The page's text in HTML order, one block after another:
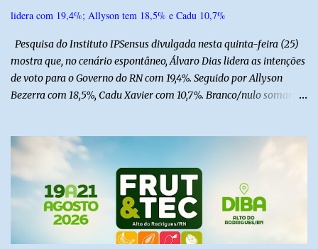
lidera com 19,4%; Allyson tem 18,5% e Cadu 10,7%
Pesquisa do Instituto IPSensus divulgada nesta quinta-feira (25)
mostra que, no cenário espontâneo, Álvaro Dias lidera as intenções
de voto para o Governo do RN com 19,4%. Seguido por Allyson
Bezerra com 18,5%, Cadu Xavier com 10,7%. Branco/nulo somaram
do Norte entre os dias 18 e 22 de junho de 2026. O levantamento
possui margem de erro de 2,5 pontos percentuais e nível de
confiança de 95%. Registro no TSE: RN-09520/2026